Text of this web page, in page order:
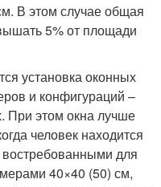
В этом случае общая
5% от площади
установка оконных
и конфигураций –
При этом окна лучше
человек находится
для
40×40 (50) см,